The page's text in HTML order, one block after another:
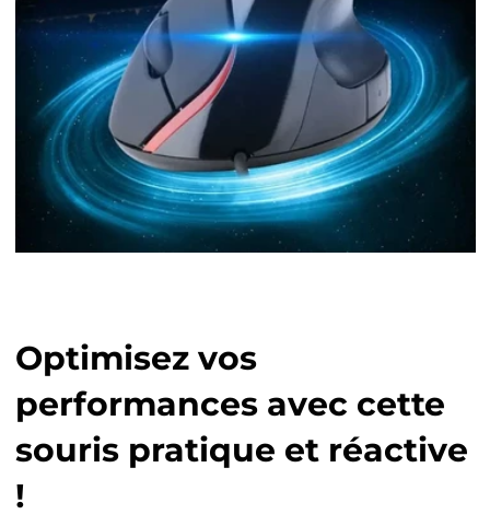
Optimisez vos
performances avec cette
souris pratique et réactive
!